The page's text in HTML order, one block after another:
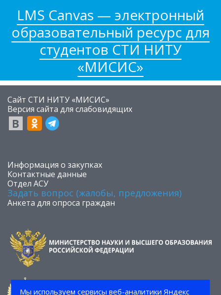
Мы используем сервисы веб-аналитики Яндекс
LMS Canvas — электронный
образовательный ресурс для
студентов СТИ НИТУ
«МИСИС»
Сайт СТИ НИТУ «МИСИС»
​Версия сайта для слабовидящих
​Информация о закупках
Контактные данные
Отдел АСУ
Задать вопрос (жалобы, предложения)
Анкета для опроса граждан